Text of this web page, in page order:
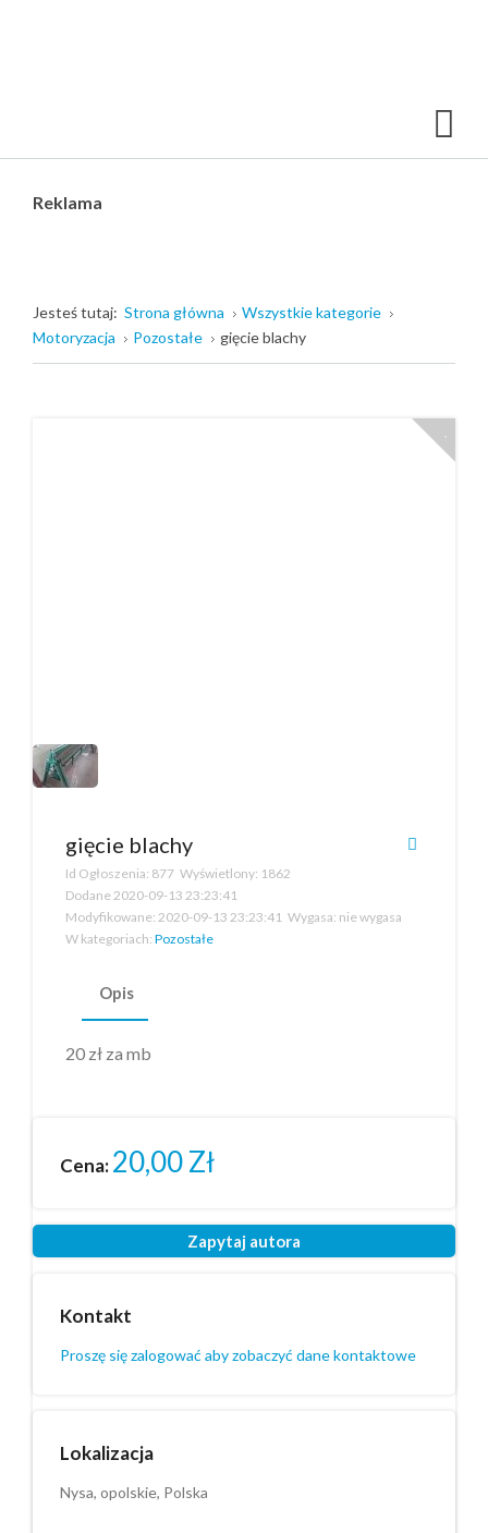
Reklama
Jesteś tutaj: Strona główna
Wszystkie kategorie
Motoryzacja
Pozostałe gięcie blachy
gięcie blachy
Id Ogłoszenia: 877 Wyświetlony: 1862
Dodane2020-09-13 23:23:41
Modyfikowane: 2020-09-13 23:23:41 Wygasa: nie wygasa
W kategoriach: Pozostałe
Opis
20 zł za mb
Cena:20,00Zł
Zapytaj autora
Kontakt
Proszę się zalogować aby zobaczyć dane kontaktowe
Lokalizacja
Nysa, opolskie, Polska